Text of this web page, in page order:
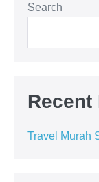
–
Malang
Search
Recent
Travel Murah